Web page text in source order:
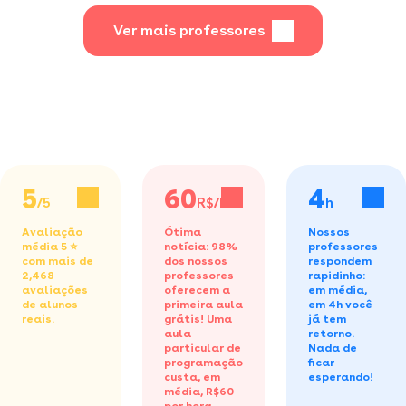
Ver mais professores
5/5
Avaliação
média 5 ⭐
com mais de
2,468
avaliações
de alunos
reais.
60R$/h
Ótima
notícia: 98%
dos nossos
professores
oferecem a
primeira aula
grátis! Uma
aula
particular de
programação
custa, em
média, R$60
4h
Nossos
professores
respondem
rapidinho:
em média,
em 4h você
já tem
retorno.
Nada de
ficar
esperando!